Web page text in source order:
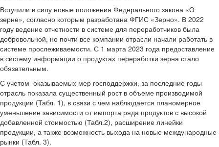
Вступили в силу новые положения Федерального закона «О
зерне», согласно которым разработана ФГИС «Зерно». В 2022
году ведение отчетности в системе для переработчиков была
добровольной, но почти все компании отрасли начали работать в
системе прослеживаемости. С 1 марта 2023 года предоставление
в систему информации о продуктах переработки зерна стало
обязательным.
С учетом оказываемых мер господдержки, за последние годы
отрасль показала существенный рост в объеме производимой
продукции (Табл. 1), в связи с чем наблюдается планомерное
уменьшение зависимости от импорта ряда продуктов с высокой
добавленной стоимостью (Табл.2), расширение линейки
продукции, а также возможность выхода на новые международные
рынки (Табл. 3).